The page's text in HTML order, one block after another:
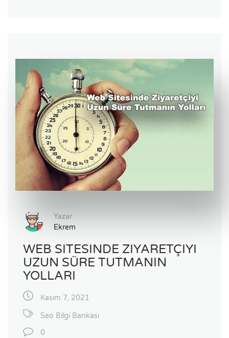
Yazar
Ekrem
WEB SITESINDE ZIYARETÇIYI
UZUN SÜRE TUTMANIN
YOLLARI
Kasım 7, 2021
Seo Bilgi Bankası
0